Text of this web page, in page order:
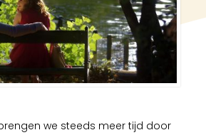
we steeds meer tijd door